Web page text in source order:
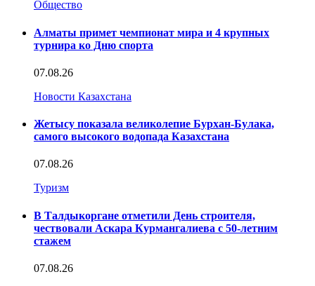
Общество
Алматы примет чемпионат мира и 4 крупных
турнира ко Дню спорта
07.08.26
Новости Казахстана
Жетысу показала великолепие Бурхан-Булака,
самого высокого водопада Казахстана
07.08.26
Туризм
В Талдыкоргане отметили День строителя,
чествовали Аскара Курмангалиева с 50-летним
стажем
07.08.26